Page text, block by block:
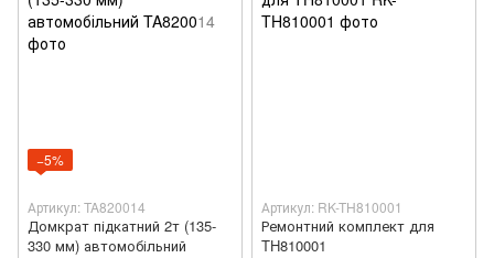
−5%
Артикул: TA820014
Домкрат підкатний 2т (135-
330 мм) автомобільний
Артикул: RK-TH810001
Ремонтний комплект для
TH810001